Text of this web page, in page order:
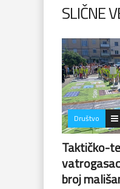
SLIČNE
Društvo
Taktičko-
broj